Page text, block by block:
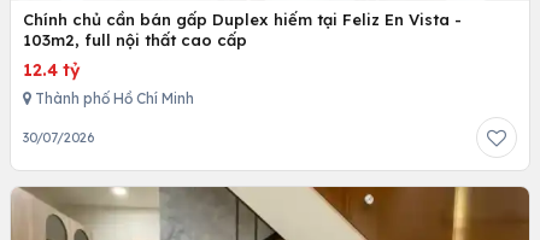
Chính chủ cần bán gấp Duplex hiếm tại Feliz En Vista -
103m2, full nội thất cao cấp
12.4 tỷ
Thành phố Hồ Chí Minh
30/07/2026